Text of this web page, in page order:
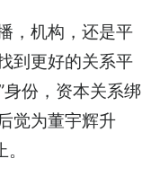
，机构，还是平
到更好的关系平
份，资本关系绑
觉为董宇辉升